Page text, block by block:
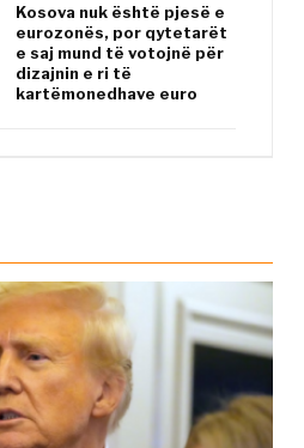
Kosova nuk është pjesë e
eurozonës, por qytetarët
e saj mund të votojnë për
dizajnin e ri të
kartëmonedhave euro